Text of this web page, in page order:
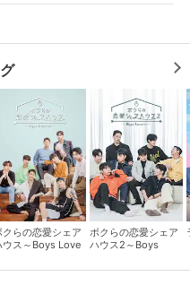
閉じる
本人連絡先、パスワード 、クレ
ード情報の変更が可能です。
クらの恋愛シェア
ウス～Boys Love
）～
ボクらの恋愛シェア
ハウス2～Boys
テッド）～